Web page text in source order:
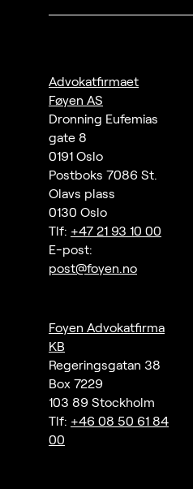
Advokatfirmaet
Føyen AS
Dronning Eufemias
gate 8
0191 Oslo
Postboks 7086 St.
Olavs plass
0130 Oslo
Tlf: +47 21 93 10 00
E-post:
post@foyen.no
Foyen Advokatfirma
KB
Regeringsgatan 38
Box 7229
103 89 Stockholm
Tlf: +46 08 50 61 84
00